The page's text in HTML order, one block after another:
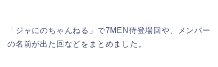
「ジャにのちゃんねる」で7MEN侍登場回や、メンバー
の名前が出た回などをまとめました。